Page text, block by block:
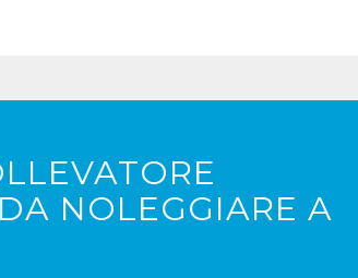
NOLEGGIARE A